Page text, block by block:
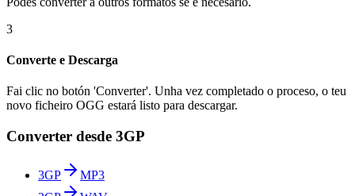
3
Converte e Descarga
Fai clic no botón 'Converter'. Unha vez completado o proceso, o teu
novo ficheiro OGG estará listo para descargar.
Converter desde 3GP
3GP
MP3